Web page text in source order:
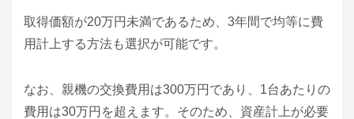
取得価額が20万円未満であるため、3年間で均等に費
用計上する方法も選択が可能です。
なお、親機の交換費用は300万円であり、1台あたりの
費用は30万円を超えます。そのため、資産計上が必要